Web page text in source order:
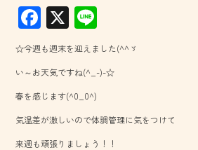
F
ac
e
b
o
ok
X
ne
☆今週も週末を迎えました(^^ゞ
い～お天気ですね(^_-)-☆
春を感じます(^0_0^)
気温差が激しいので体調管理に気をつけて
来週も頑張りましょう！！